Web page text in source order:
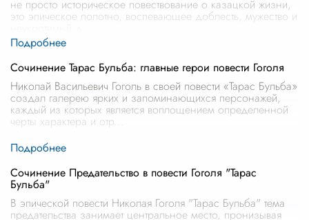
не просто историческое повествование о казацкой жизни,
это эпическое полотно, воспевающее доблесть, мужество и
Сочинение Тарас Бульба: главные герои повести Гоголя
Николай Васильевич Гоголь в своей повести «Тарас Бульба»
создал галерею ярких и запоминающихся персонажей,
каждый из которых является воплощением определенной
черты характера и отр
Сочинение Предательство в повести Гоголя "Тарас
Бульба"
В эпической повести Николая Гоголя "Тарас Бульба" тема
предательства занимает центральное место, пронизывая